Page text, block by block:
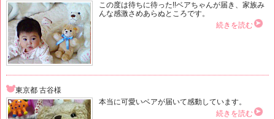
この度は待ちに待った!!ベアちゃんが届き、家族み
んな感激さめあらぬところです。
続きを読む
東京都 古谷様
本当に可愛いベアが届いて感動しています。
続きを読む